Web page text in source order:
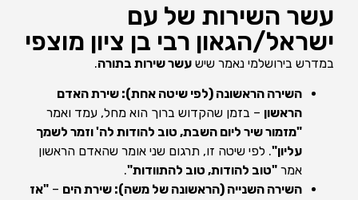
השירות של עם
הגאון רבי בן ציון מוצפי
בירושלמי נאמר שישעשר שירות בתורה.
השירה הראשונה (לפי שיטה אחת): שירת האדם
הראשון– בזמן שהקדוש ברוך הוא מחל, עמד ואמר
"מזמור שיר ליום השבת, טוב להודות לה' וזמר לשמך
עליון". לפי שיטה זו, תרגום שני אומר שהאדם הראשון
"טוב להודות, טוב להתוודות".
השירה השנייה (הראשונה של משה): שירת הים–"אז